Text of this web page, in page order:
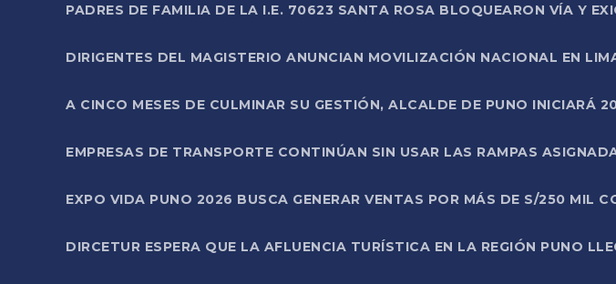
PADRES DE FAMILIA DE LA I.E. 70623 SANTA ROSA BLOQUEARON VÍA Y
DIRIGENTES DEL MAGISTERIO ANUNCIAN MOVILIZACIÓN NACIONAL EN
A CINCO MESES DE CULMINAR SU GESTIÓN, ALCALDE DE PUNO INICIARÁ
EMPRESAS DE TRANSPORTE CONTINÚAN SIN USAR LAS RAMPAS
EXPO VIDA PUNO 2026 BUSCA GENERAR VENTAS POR MÁS DE S/250 MIL
DIRCETUR ESPERA QUE LA AFLUENCIA TURÍSTICA EN LA REGIÓN PUNO